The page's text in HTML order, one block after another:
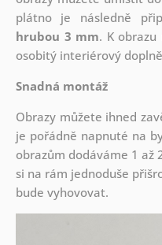
plátno je následně
hrubou 3 mm. K
osobitý interiérový
Snadná montáž
Obrazy můžete ihned
je pořádně napnuté na
obrazům dodáváme 1 až
si na rám jednoduše
bude vyhovovat.